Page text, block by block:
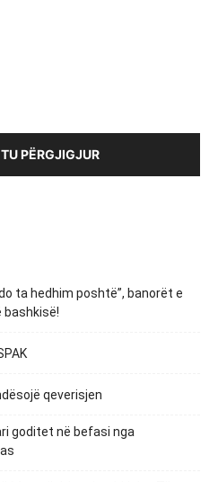
PËRGJIGJUR
ta hedhim poshtë”, banorët e
bashkisë!
qeverisjen
goditet në befasi nga